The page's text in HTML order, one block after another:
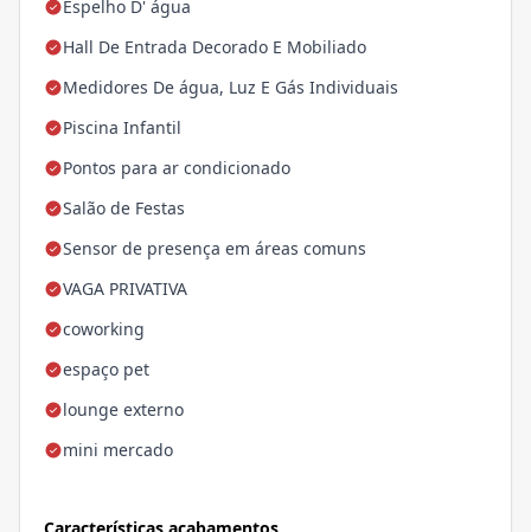
Espelho D' água
Hall De Entrada Decorado E Mobiliado
Medidores De água, Luz E Gás Individuais
Piscina Infantil
Pontos para ar condicionado
Salão de Festas
Sensor de presença em áreas comuns
VAGA PRIVATIVA
coworking
espaço pet
lounge externo
mini mercado
Características acabamentos